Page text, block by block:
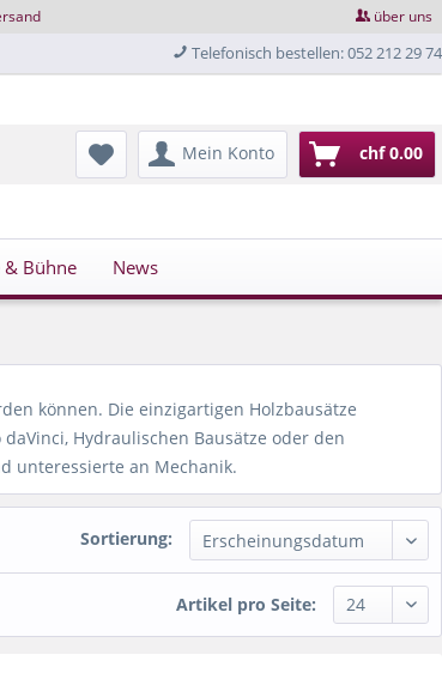
über uns
Telefonisch bestellen: 052 212 29 74
Mein Konto chf 0.00
& Bühne News
können. Die einzigartigen Holzbausätze
Hydraulischen Bausätze oder den
unteressierte an Mechanik.
Sortierung:
Artikel pro Seite: